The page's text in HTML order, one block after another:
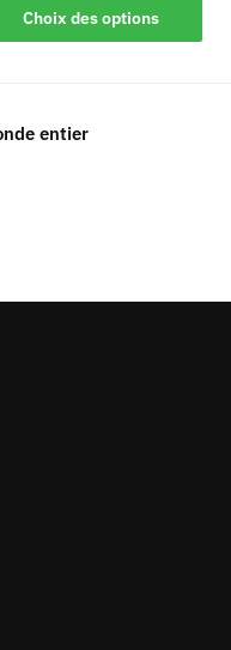
Choix des options
entier